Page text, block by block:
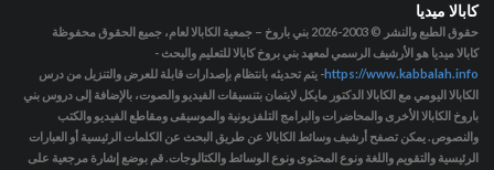
كابالا ميديا
حقوق الطبع والنشر © 2003-2026
بني باروخ – جمعية الكابالا لعام، جميع الحقوق محفوظة
كابالا ميديا هو الأرشيف الرسمي لمعهد بني بروخ كابالا للتعليم والبحث -
https://www.kabbalah.info- يتم تحديثه بانتظام بإصدارات قابلة للعرض والتنزيل من درس
الكابالا اليومي مع الكابالا الدكتور مايكل لايتمان بتنسيقات الفيديو والصوت، بالإضافة إلى دروس بني
باروخ الكابالا الأخرى والمحاضرات والبرامج التلفزيونية والموسيقى ومقاطع الفيديو والكتب
والنصوص. يمكن تصفح أرشيف وسائط الكابالا عن طريق البحث عن الكلمات الرئيسية أو العبارات
الرئيسية والتقويم واللغة ونوع المحتوى ونوع الوسائط والكتالوجات. قم بوضع إشارة مرجعية على